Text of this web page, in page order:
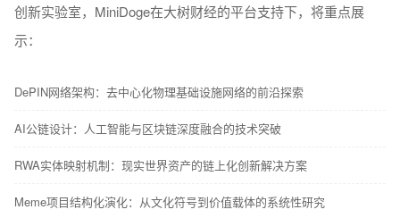
创新实验室，MiniDoge在大树财经的平台支持下，将重点展
示：
DePIN网络架构：去中心化物理基础设施网络的前沿探索
AI公链设计：人工智能与区块链深度融合的技术突破
RWA实体映射机制：现实世界资产的链上化创新解决方案
Meme项目结构化演化：从文化符号到价值载体的系统性研究